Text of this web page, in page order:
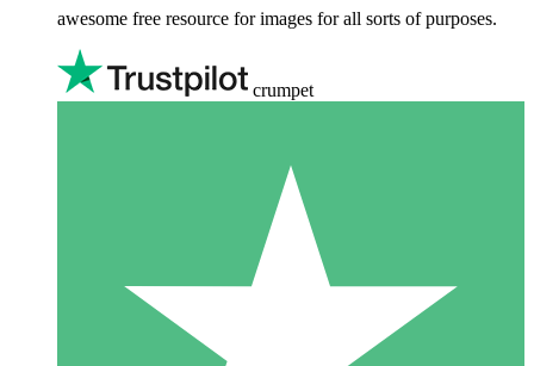
awesome free resource for images for all sorts of purposes.
crumpet